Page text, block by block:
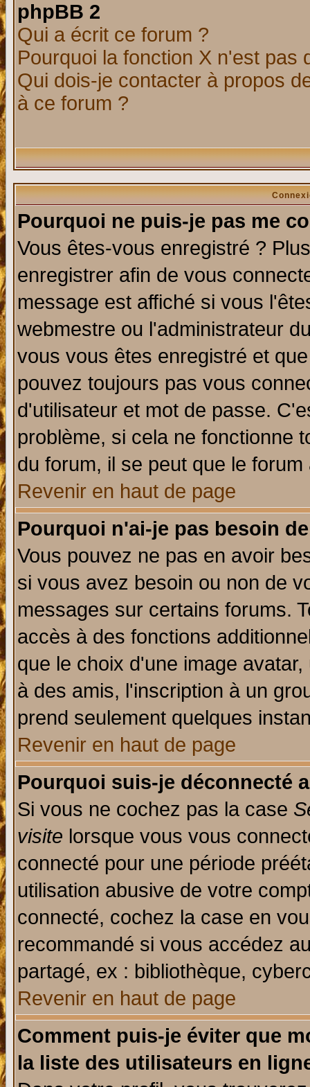
phpBB 2
Qui a écrit ce forum ?
Pourquoi la fonction X n'est pas
Qui dois-je contacter à propos
à ce forum ?
Pourquoi ne puis-je pas me
Vous êtes-vous enregistré ?
enregistrer afin de vous
message est affiché si vous
webmestre ou l'administrateur
vous vous êtes enregistré et
pouvez toujours pas vous
d'utilisateur et mot de passe.
problème, si cela ne fonctionne
du forum, il se peut que le
Revenir en haut de page
Pourquoi n'ai-je pas besoin
Vous pouvez ne pas en avoir
si vous avez besoin ou non de
messages sur certains forums.
accès à des fonctions
que le choix d'une image
à des amis, l'inscription à un
prend seulement quelques
Revenir en haut de page
Pourquoi suis-je déconnecté
Si vous ne cochez pas la case
visite lorsque vous vous
connecté pour une période
utilisation abusive de votre
connecté, cochez la case en
recommandé si vous accédez
partagé, ex : bibliothèque,
Revenir en haut de page
Comment puis-je éviter que
la liste des utilisateurs en